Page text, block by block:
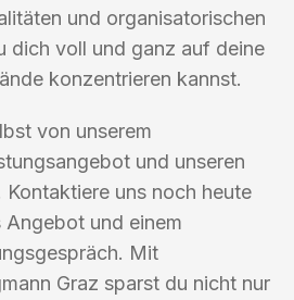
und organisatorischen
dich voll und ganz auf deine
konzentrieren kannst.
von unserem
und unseren
uns noch heute
und einem
Mit
Graz sparst du nicht nur